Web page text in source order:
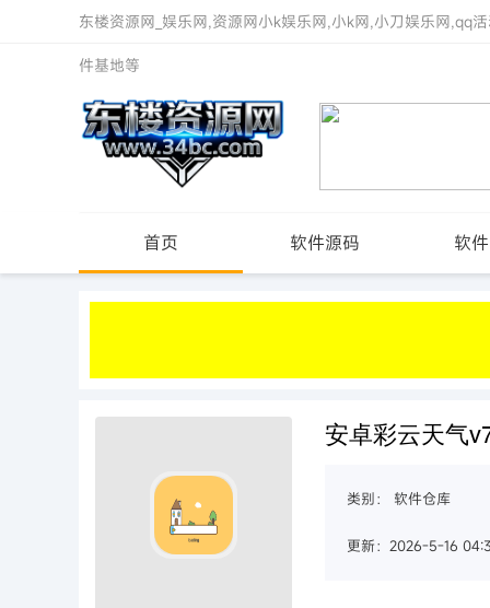
东楼资源网_娱乐网,资源网小k娱乐网,小k网,小刀娱乐网,qq
件基地等
首页 软件源码 软
安卓彩云天气
类别： 软件仓库
更新：2026-5-16